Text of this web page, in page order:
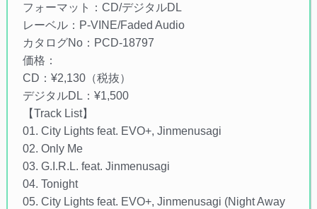
フォーマット：CD/デジタルDL
レーベル：P-VINE/Faded Audio
カタログNo：PCD-18797
価格：
CD：¥2,130（税抜）
デジタルDL：¥1,500
【Track List】
01. City Lights feat. EVO+, Jinmenusagi
02. Only Me
03. G.I.R.L. feat. Jinmenusagi
04. Tonight
05. City Lights feat. EVO+, Jinmenusagi (Night Away